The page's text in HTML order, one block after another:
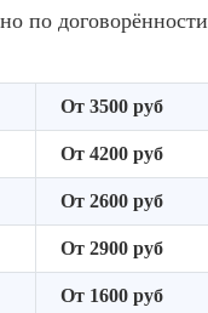
по договорённости
От 3500 руб
От 4200 руб
От 2600 руб
От 2900 руб
От 1600 руб